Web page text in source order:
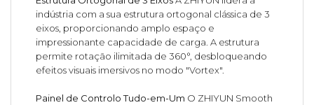
indústria com a sua estrutura ortogonal clássica de 3
eixos, proporcionando amplo espaço e
impressionante capacidade de carga. A estrutura
permite rotação ilimitada de 360°, desbloqueando
efeitos visuais imersivos no modo "Vortex".
Painel de Controlo Tudo-em-Um O ZHIYUN Smooth